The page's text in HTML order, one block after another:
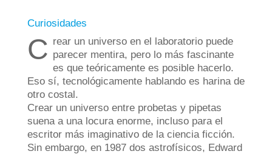
Curiosidades
C rear un universo en el laboratorio puede
parecer mentira, pero lo más fascinante
es que teóricamente es posible hacerlo.
Eso sí, tecnológicamente hablando es harina de
otro costal.
Crear un universo entre probetas y pipetas
suena a una locura enorme, incluso para el
escritor más imaginativo de la ciencia ficción.
Sin embargo, en 1987 dos astrofísicos, Edward